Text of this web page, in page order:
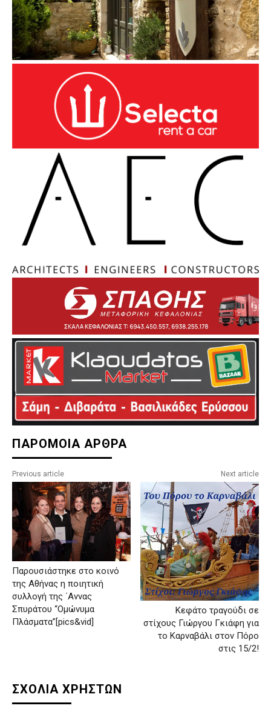
ΠΑΡΟΜΟΙΑ ΑΡΘΡΑ
Previous article
Παρουσιάστηκε στο κοινό
της Αθήνας η ποιητική
συλλογή της ΄Αννας
Σπυράτου “Ομώνυμα
Πλάσματα”[pics&vid]
Next article
Κεφάτο τραγούδι σε
στίχους Γιώργου Γκιάφη για
το Καρναβάλι στον Πόρο
στις 15/2!
ΣΧΟΛΙΑ ΧΡΗΣΤΩΝ